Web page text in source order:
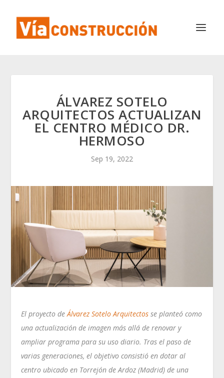
ÁLVAREZ SOTELO
ARQUITECTOS ACTUALIZAN
EL CENTRO MÉDICO DR.
HERMOSO
Sep 19, 2022
El proyecto deÁlvarez Sotelo Arquitectos se planteó como
una actualización de imagen más allá de renovar y
ampliar programa para su uso diario. Tras el paso de
varias generaciones, el objetivo consistió en dotar al
centro ubicado en Torrejón de Ardoz (Madrid) de una